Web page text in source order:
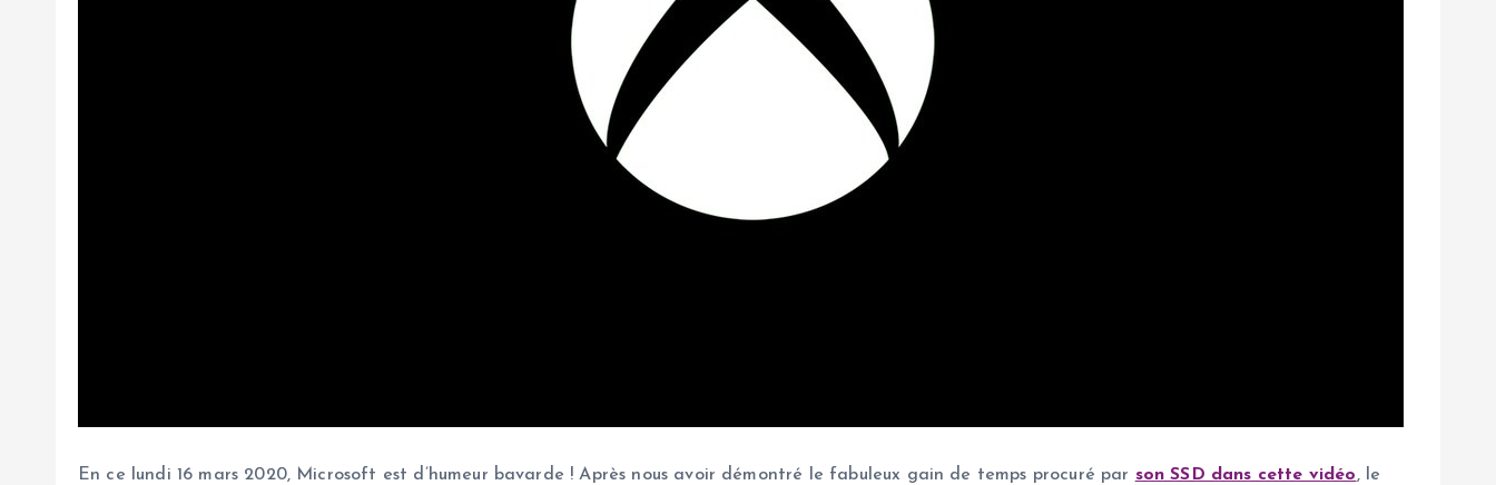
En ce lundi 16 mars 2020, Microsoft est d’humeur bavarde ! Après nous avoir démontré le fabuleux gain de temps procuré par son SSD dans cette vidéo, le